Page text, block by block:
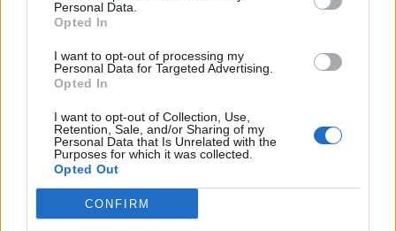
Personal Data.
Opted In
I want to opt-out of processing my
Personal Data for Targeted Advertising.
Opted In
I want to opt-out of Collection, Use,
Retention, Sale, and/or Sharing of my
Personal Data that Is Unrelated with the
Purposes for which it was collected.
Opted Out
CONFIRM
EVENTO
Africa Twin junta mais de 100 aventureiros
no Norte de Portugal
O Norte de Portugal voltou a receber a comunidade Africa
Twin para mais um encontro dedicado ao mototurismo.
Desta...
POR BEATRIZ ALEXANDRE 6 AGOSTO, 2026